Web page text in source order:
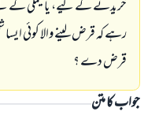
خريدنے كے ليے، يا فيملى كے
رہے كہ قرض لينے والا كوئى
قرض دے ؟
جواب کا متن